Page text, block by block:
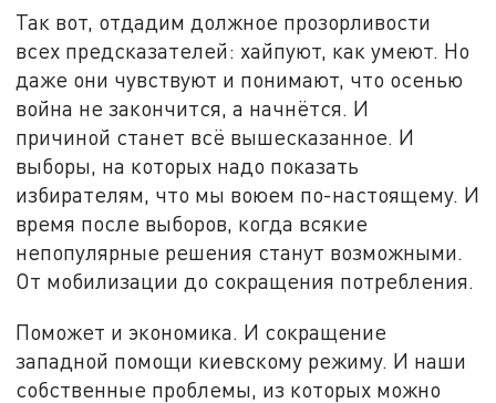
Так вот, отдадим должное прозорливости
всех предсказателей: хайпуют, как умеют. Но
даже они чувствуют и понимают, что осенью
война не закончится, а начнётся. И
причиной станет всё вышесказанное. И
выборы, на которых надо показать
избирателям, что мы воюем по-настоящему. И
время после выборов, когда всякие
непопулярные решения станут возможными.
От мобилизации до сокращения потребления.
Поможет и экономика. И сокращение
западной помощи киевскому режиму. И наши
собственные проблемы, из которых можно